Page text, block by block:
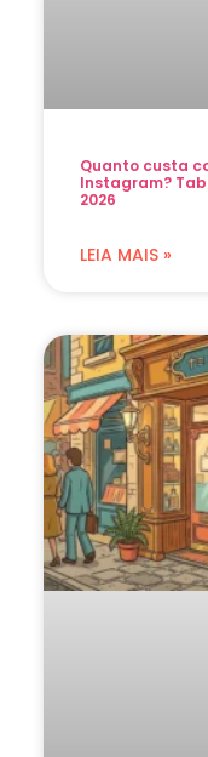
Quanto custa
Instagram?
2026
LEIA MAIS »